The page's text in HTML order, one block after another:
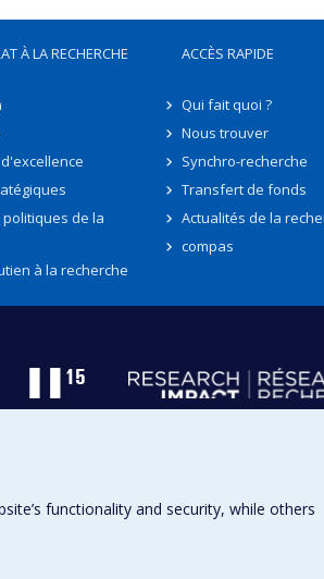
À LA RECHERCHE
de la
à la recherche
ACCÈS RAPIDE
Qui fait quoi ?
Nous trouver
Synchro-recherche
Transfert de fonds
Actualités de la
compas
functionality and security, while others